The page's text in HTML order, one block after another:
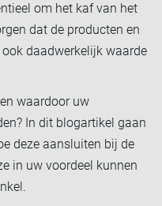
om het kaf van het
dat de producten en
daadwerkelijk waarde
waardoor uw
In dit blogartikel gaan
deze aansluiten bij de
in uw voordeel kunnen